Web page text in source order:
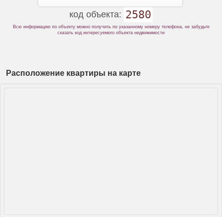
код объекта: 2580
Всю информацию по объекту можно получить по указанному номеру телефона, не забудьте
сказать код интересуемого объекта недвижимости
Расположение квартиры на карте